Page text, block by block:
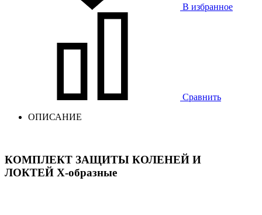
В избранное
Сравнить
ОПИСАНИЕ
КОМПЛЕКТ ЗАЩИТЫ КОЛЕНЕЙ И
ЛОКТЕЙ Х-образные